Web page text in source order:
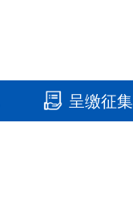
呈缴征集